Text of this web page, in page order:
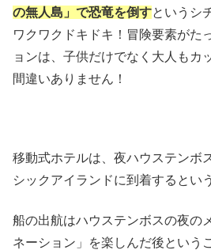
の無人島」で恐竜を倒すというシ
ワクワクドキドキ！冒険要素がた
ョンは、子供だけでなく大人もカ
間違いありません！
移動式ホテルは、夜ハウステンボ
シックアイランドに到着するとい
船の出航はハウステンボスの夜の
ネーション」を楽しんだ後という